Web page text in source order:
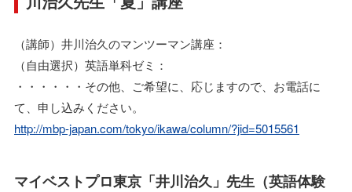
（講師）井川治久のマンツーマン講座：
（自由選択）英語単科ゼミ：
・・・・・・その他、ご希望に、応じますので、お電話に
て、申し込みください。
http://mbp-japan.com/tokyo/ikawa/column/?jid=5015561
マイベストプロ東京「井川治久」先生（英語体験